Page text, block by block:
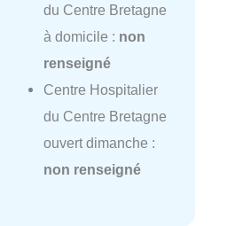
du Centre Bretagne
à domicile : non
renseigné
Centre Hospitalier
du Centre Bretagne
ouvert dimanche :
non renseigné